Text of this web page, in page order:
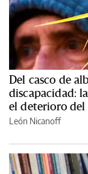
Del casco de
discapacidad:
el deterioro
León Nicanoff